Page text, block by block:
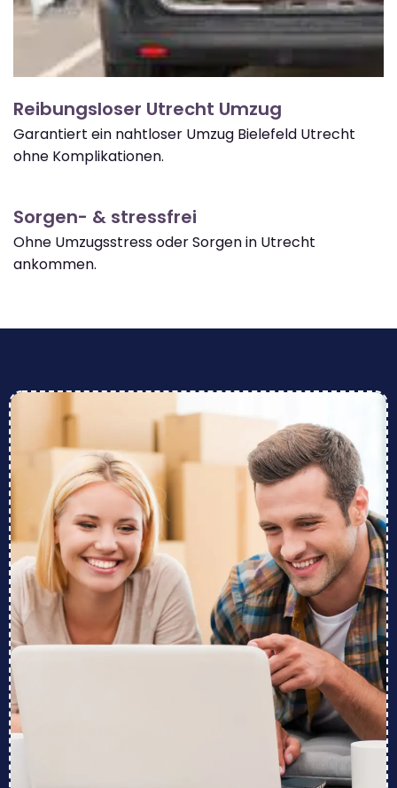
Reibungsloser Utrecht Umzug
Garantiert ein nahtloser Umzug Bielefeld Utrecht
ohne Komplikationen.
Sorgen- & stressfrei
Ohne Umzugsstress oder Sorgen in Utrecht
ankommen.